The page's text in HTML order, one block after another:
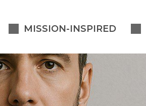
MISSION-INSPIRED